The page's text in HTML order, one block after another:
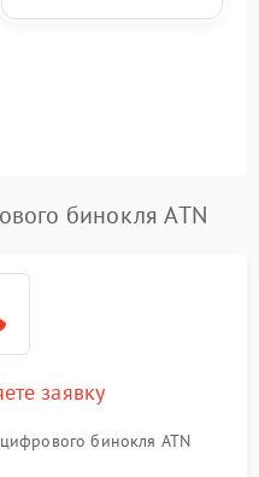
бинокля ATN
заявку
бинокля ATN